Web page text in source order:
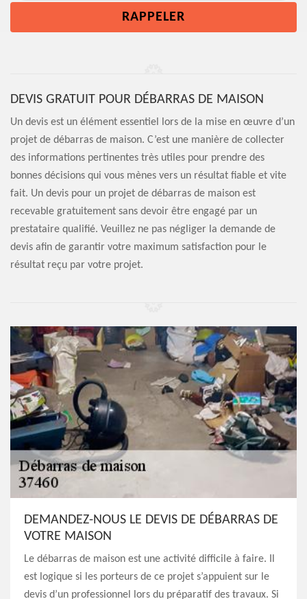
DEVIS GRATUIT POUR DÉBARRAS DE MAISON
Un devis est un élément essentiel lors de la mise en œuvre d’un
projet de débarras de maison. C’est une manière de collecter
des informations pertinentes très utiles pour prendre des
bonnes décisions qui vous mènes vers un résultat fiable et vite
fait. Un devis pour un projet de débarras de maison est
recevable gratuitement sans devoir être engagé par un
prestataire qualifié. Veuillez ne pas négliger la demande de
devis afin de garantir votre maximum satisfaction pour le
résultat reçu par votre projet.
DEMANDEZ-NOUS LE DEVIS DE DÉBARRAS DE
VOTRE MAISON
Le débarras de maison est une activité difficile à faire. Il
est logique si les porteurs de ce projet s’appuient sur le
devis d’un professionnel lors du préparatif des travaux. Si